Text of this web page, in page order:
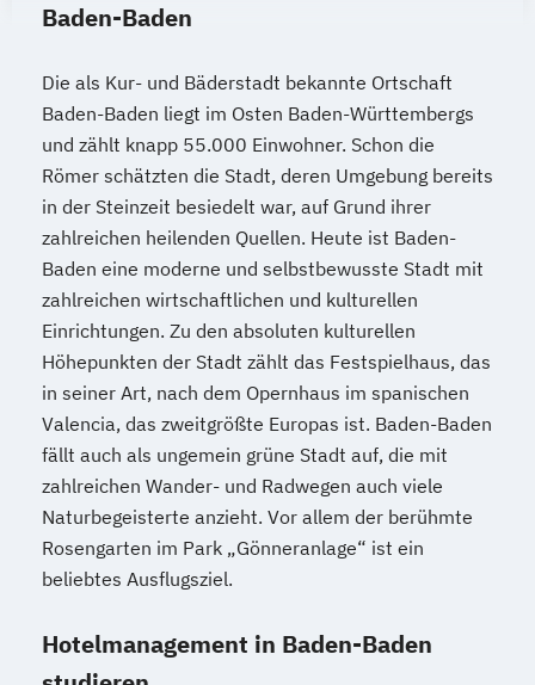
Baden-Baden
Die als Kur- und Bäderstadt bekannte Ortschaft
Baden-Baden liegt im Osten Baden-Württembergs
und zählt knapp 55.000 Einwohner. Schon die
Römer schätzten die Stadt, deren Umgebung bereits
in der Steinzeit besiedelt war, auf Grund ihrer
zahlreichen heilenden Quellen. Heute ist Baden-
Baden eine moderne und selbstbewusste Stadt mit
zahlreichen wirtschaftlichen und kulturellen
Einrichtungen. Zu den absoluten kulturellen
Höhepunkten der Stadt zählt das Festspielhaus, das
in seiner Art, nach dem Opernhaus im spanischen
Valencia, das zweitgrößte Europas ist. Baden-Baden
fällt auch als ungemein grüne Stadt auf, die mit
zahlreichen Wander- und Radwegen auch viele
Naturbegeisterte anzieht. Vor allem der berühmte
Rosengarten im Park „Gönneranlage“ ist ein
beliebtes Ausflugsziel.
Hotelmanagement in Baden-Baden